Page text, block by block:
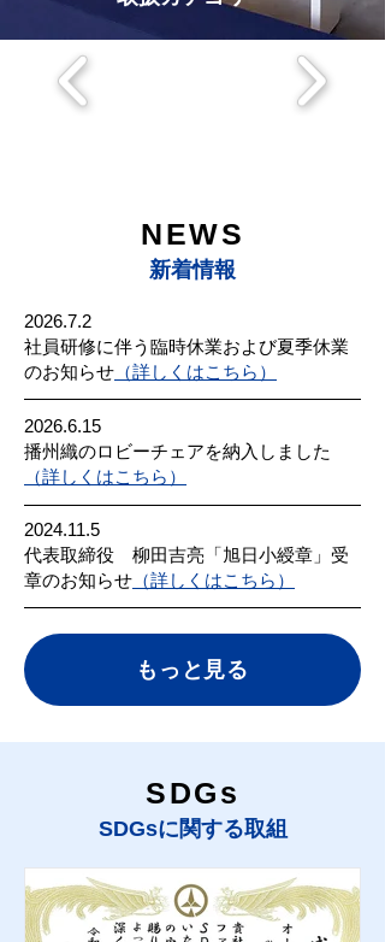
NEWS
​新着情報
2026.7.2
社員研修に伴う臨時休業および夏季休業
のお知らせ （詳しくはこちら）
2026.6.15
播州織のロビーチェアを納入しました
（詳しくはこちら）
2024.11.5
代表取締役 柳田吉亮「旭日小綬章」受
章のお知らせ （詳しくはこちら）
もっと見る
SDGs
​SDGsに関する取組